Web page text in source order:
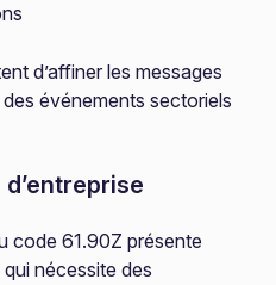
d’affiner les messages
événements sectoriels
code 61.90Z présente
nécessite des